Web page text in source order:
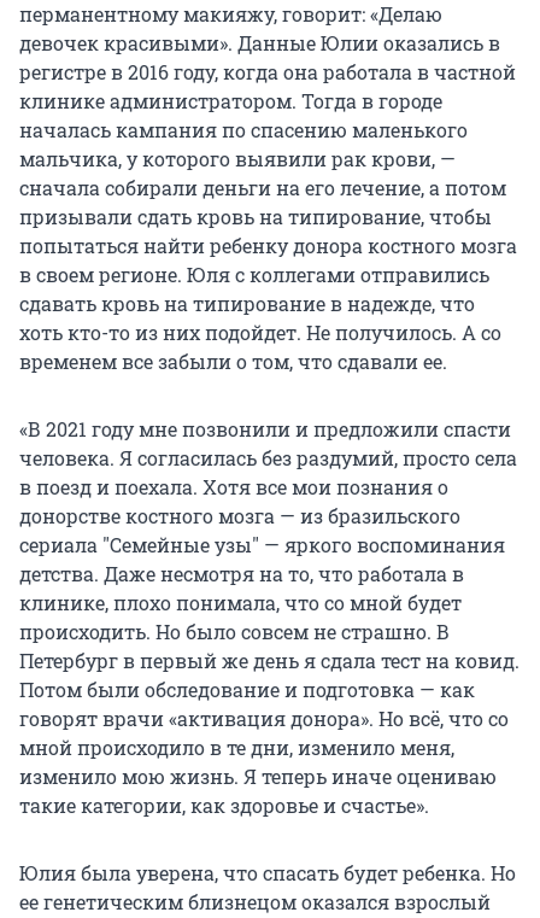
перманентному макияжу, говорит: «Делаю
девочек красивыми». Данные Юлии оказались в
регистре в 2016 году, когда она работала в частной
клинике администратором. Тогда в городе
началась кампания по спасению маленького
мальчика, у которого выявили рак крови, —
сначала собирали деньги на его лечение, а потом
призывали сдать кровь на типирование, чтобы
попытаться найти ребенку донора костного мозга
в своем регионе. Юля с коллегами отправились
сдавать кровь на типирование в надежде, что
хоть кто-то из них подойдет. Не получилось. А со
временем все забыли о том, что сдавали ее.
«В 2021 году мне позвонили и предложили спасти
человека. Я согласилась без раздумий, просто села
в поезд и поехала. Хотя все мои познания о
донорстве костного мозга — из бразильского
сериала "Семейные узы" — яркого воспоминания
детства. Даже несмотря на то, что работала в
клинике, плохо понимала, что со мной будет
происходить. Но было совсем не страшно. В
Петербург в первый же день я сдала тест на ковид.
Потом были обследование и подготовка — как
говорят врачи «активация донора». Но всё, что со
мной происходило в те дни, изменило меня,
изменило мою жизнь. Я теперь иначе оцениваю
такие категории, как здоровье и счастье».
Юлия была уверена, что спасать будет ребенка. Но
ее генетическим близнецом оказался взрослый